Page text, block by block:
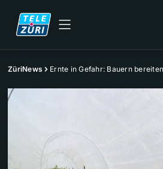
ZüriNews Ernte in Gefahr: Bauern